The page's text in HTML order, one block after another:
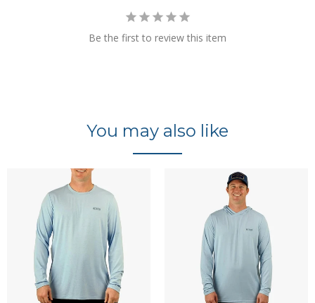
Be the first to review this item
You may also like